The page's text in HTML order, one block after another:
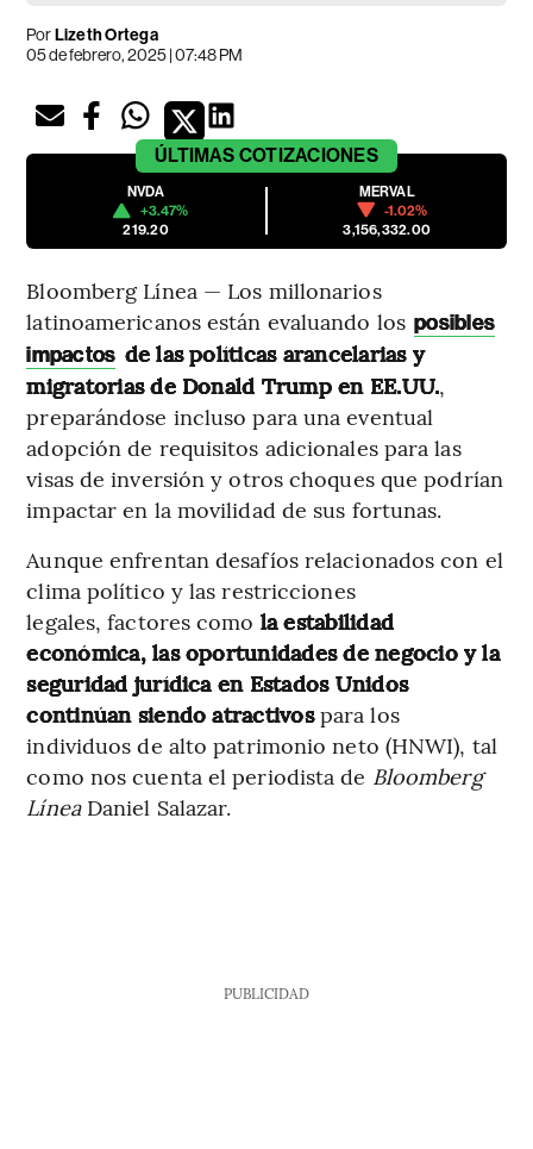
PorLizeth Ortega
05 de febrero, 2025 | 07:48 PM
ÚLTIMAS COTIZACIONES
NVDA
+3.47%
219.20
MERVAL
-1.02%
3,156,332.00
Bloomberg Línea — Los millonarios
latinoamericanos están evaluando los posibles
impactos de las políticas arancelarias y
migratorias de Donald Trump en EE.UU.,
preparándose incluso para una eventual
adopción de requisitos adicionales para las
visas de inversión y otros choques que podrían
impactar en la movilidad de sus fortunas.
Aunque enfrentan desafíos relacionados con el
clima político y las restricciones
legales, factores como la estabilidad
económica, las oportunidades de negocio y la
seguridad jurídica en Estados Unidos
continúan siendo atractivospara los
individuos de alto patrimonio neto (HNWI), tal
como nos cuenta el periodista de Bloomberg
LíneaDaniel Salazar.
PUBLICIDAD